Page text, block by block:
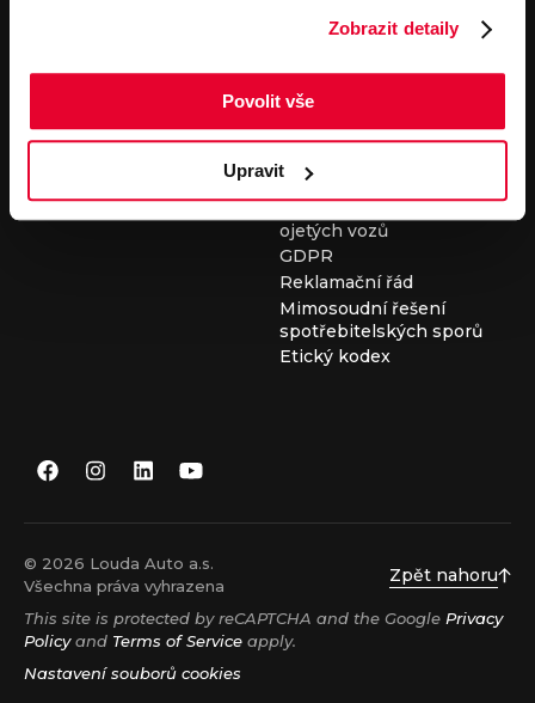
Zobrazit detaily
Povolit vše
Upravit
Všeobecné obchodní
podmínky pro online
vozidel
Všeobecné obchodní
podmínky pro provádění
servisních prací
Všeobecné obchodní
podmínky při nákupu
ojetých vozů
GDPR
Reklamační řád
Mimosoudní řešení
spotřebitelských sporů
Etický kodex
© 2026 Louda Auto a.s.
Všechna práva vyhrazena
Zpět nahoru
This site is protected by reCAPTCHA and the Google Privacy
Policyand Terms of Service apply.
Nastavení souborů cookies